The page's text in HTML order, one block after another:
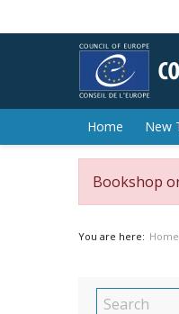
Home New
Bookshop
You are here: Home